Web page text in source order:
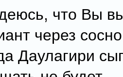
что Вы
через
Даулагири